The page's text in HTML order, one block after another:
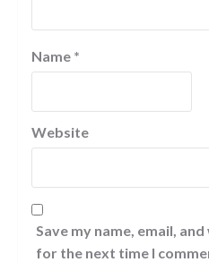
Name *
Website
Save my name, email,
for the next time I